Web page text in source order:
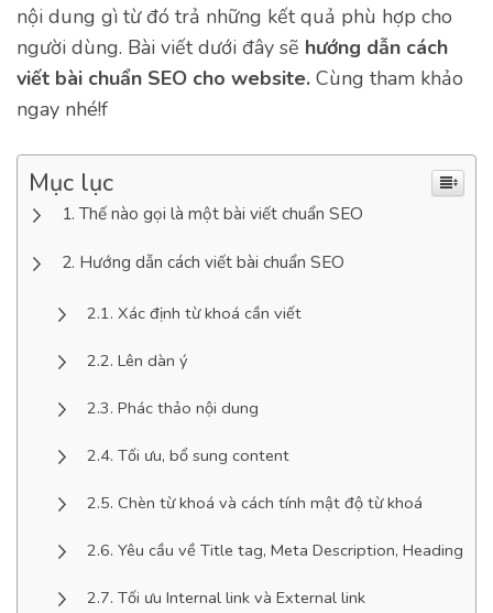
nội dung gì từ đó trả những kết quả phù hợp cho
người dùng. Bài viết dưới đây sẽ hướng dẫn cách
viết bài chuẩn SEO cho website. Cùng tham khảo
ngay nhé!f
Mục lục
Thế nào gọi là một bài viết chuẩn SEO
Hướng dẫn cách viết bài chuẩn SEO
Xác định từ khoá cần viết
Lên dàn ý
Phác thảo nội dung
Tối ưu, bổ sung content
Chèn từ khoá và cách tính mật độ từ khoá
Yêu cầu về Title tag, Meta Description, Heading
Tối ưu Internal link và External link